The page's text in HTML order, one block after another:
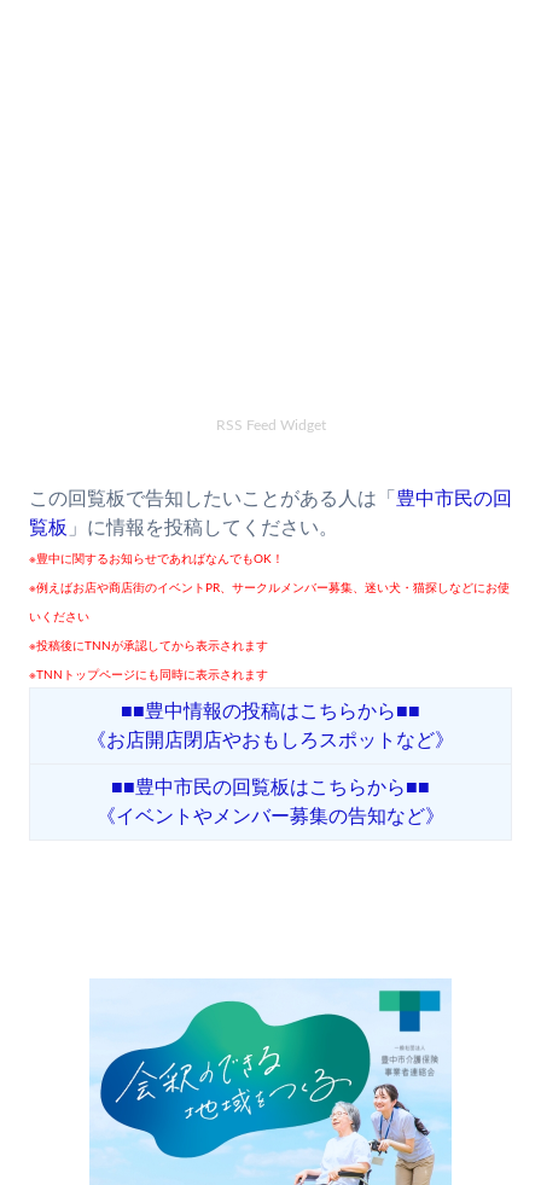
RSS Feed Widget
この回覧板で告知したいことがある人は「 豊中市民の回
覧板 」に情報を投稿してください。
※豊中に関するお知らせであればなんでもOK！
※例えばお店や商店街のイベントPR、サークルメンバー募集、迷い犬・猫探しなどにお使
いください
※投稿後にTNNが承認してから表示されます
※TNNトップページにも同時に表示されます
■■豊中情報の投稿はこちらから■■
《お店開店閉店やおもしろスポットなど》
■■豊中市民の回覧板はこちらから■■
《イベントやメンバー募集の告知など》